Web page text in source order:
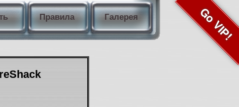
Правила Галерея Go VIP!